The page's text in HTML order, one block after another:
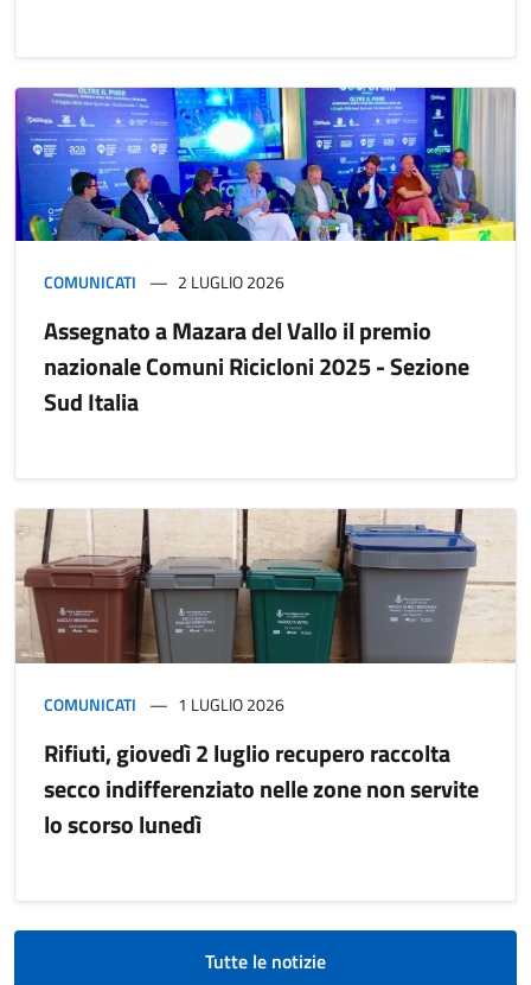
COMUNICATI 2 LUGLIO 2026
Assegnato a Mazara del Vallo il premio
nazionale Comuni Ricicloni 2025 - Sezione
Sud Italia
COMUNICATI 1 LUGLIO 2026
Rifiuti, giovedì 2 luglio recupero raccolta
secco indifferenziato nelle zone non servite
lo scorso lunedì
Tutte le notizie